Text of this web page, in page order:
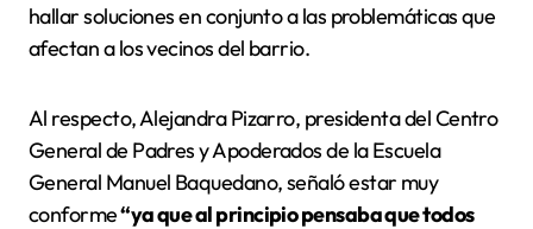
hallar soluciones en conjunto a las problemáticas que
afectan a los vecinos del barrio.
Al respecto, Alejandra Pizarro, presidenta del Centro
General de Padres y Apoderados de la Escuela
General Manuel Baquedano, señaló estar muy
conforme“ya que al principio pensaba que todos